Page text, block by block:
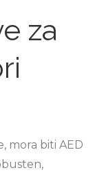
za
mora biti AED